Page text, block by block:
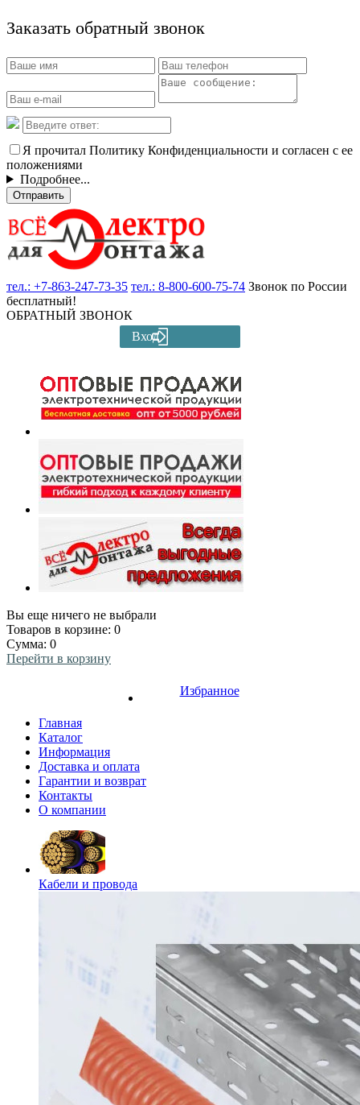
Заказать обратный звонок
Я прочитал Политику Конфиденциальности и согласен с ее
положениями
Подробнее...
Отправить
тел.: +7-863-247-73-35 тел.: 8-800-600-75-74 Звонок по России
бесплатный!
ОБРАТНЫЙ ЗВОНОК
Вход
Вы еще ничего не выбрали
Товаров в корзине: 0
Сумма: 0
Перейти в корзину
Избранное
Главная
Каталог
Информация
Доставка и оплата
Гарантии и возврат
Контакты
О компании
Кабели и провода